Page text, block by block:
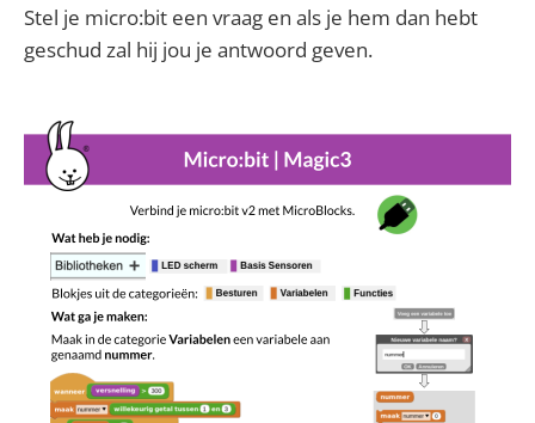
Stel je micro:bit een vraag en als je hem dan hebt
geschud zal hij jou je antwoord geven.